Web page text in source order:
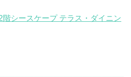
シースケープ テラス・ダイニン